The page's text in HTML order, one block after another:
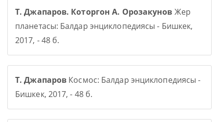
Т. Джапаров. Которгон А. Орозакунов Жер
планетасы: Балдар энциклопедиясы - Бишкек,
2017, - 48 б.
Т. Джапаров Космос: Балдар энциклопедиясы -
Бишкек, 2017, - 48 б.